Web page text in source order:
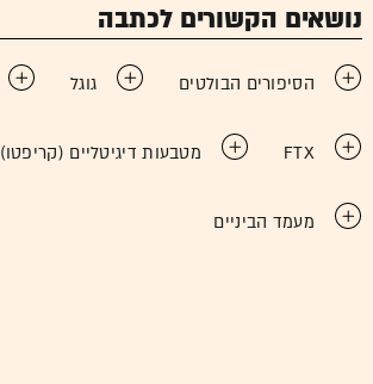
נושאים הקשורים לכתבה
הסיפורים הבולטים גוגל
FTX מטבעות דיגיטליים (קריפטו)
מעמד הביניים